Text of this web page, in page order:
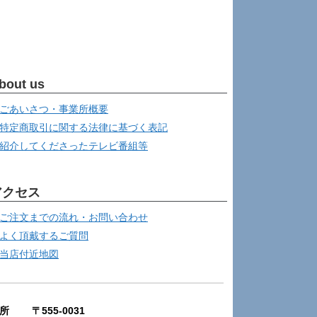
us
ごあいさつ・事業所概要
特定商取引に関する法律に基づく表記
紹介してくださったテレビ番組等
セス
ご注文までの流れ・お問い合わせ
よく頂戴するご質問
当店付近地図
所 〒555-0031